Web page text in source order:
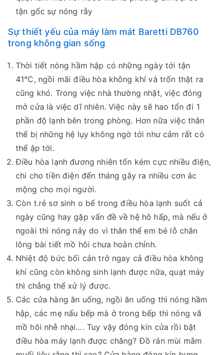
tận gốc sự nóng rẫy
Sự thiết yếu của máy làm mát Baretti DB760
trong không gian sống
Thời tiết nóng hầm hập có những ngày tới tận
41°C, ngồi mãi điều hòa không khí và trốn thật ra
cũng khó. Trong việc nhà thường nhật, việc đóng
mở cửa là việc dĩ nhiên. Việc này sẽ hao tổn đi 1
phần độ lạnh bên trong phòng. Hơn nữa việc thân
thể bị những hệ lụy không ngờ tới như cảm rất có
thể ập tới.
Điều hòa lạnh đương nhiên tốn kém cực nhiều điện,
chi cho tiền điện đến tháng gây ra nhiều cơn ác
mộng cho mọi người.
Còn t.rẻ sơ sinh o bế trong điều hòa lạnh suốt cả
ngày cũng hay gặp vấn đề về hệ hô hấp, mà nếu ở
ngoài thì nóng nảy do vì thân thể em bé lỗ chân
lông bài tiết mồ hôi chưa hoàn chỉnh.
Nhiệt độ bức bối cản trở ngay cả điều hòa không
khí cũng còn không sinh lạnh được nữa, quạt máy
thì chẳng thể xử lý được.
Các cửa hàng ăn uống, ngồi ăn uống thì nóng hầm
hập, các mẹ nấu bếp mà ở trong bếp thì nóng vã
mồ hôi nhễ nhại…. Tuy vậy đóng kín cửa rồi bật
điều hòa máy lạnh được chăng? Đồ rán mùi mắm